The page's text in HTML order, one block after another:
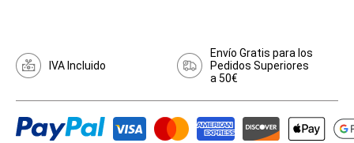
IVA Incluido
Envío Gratis para los
Pedidos Superiores
a 50€